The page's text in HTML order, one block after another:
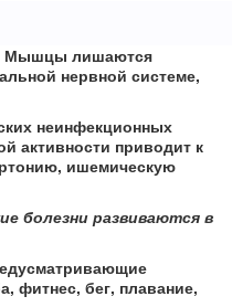
Мышцы лишаются
нервной системе,
неинфекционных
активности приводит к
ишемическую
болезни развиваются в
фитнес, бег, плавание,